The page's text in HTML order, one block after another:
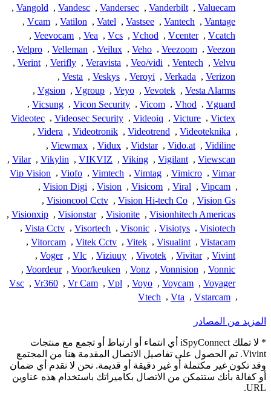
Valuecam
,
Vanderbilt
,
Vandersec
,
Vandesc
,
Vangold
,
Vantage
,
Vantech
,
Vastsee
,
Vatel
,
Vatilon
,
Vcam
,
Vcatch
,
Vcenter
,
Vchod
,
Vcs
,
Vea
,
Veevocam
,
Veezon
,
Veezoom
,
Veho
,
Veilux
,
Velleman
,
Velpro
,
Velvu
,
Ventech
,
Veo/vidi
,
Veravista
,
Verifly
,
Verint
,
Verizon
,
Verkada
,
Veroyi
,
Veskys
,
Vesta
,
Vesta Alarms
,
Vevotek
,
Veyo
,
Vgroup
,
Vgsion
,
Vguard
,
Vhod
,
Vicom
,
Vicon Security
,
Vicsung
,
Victex
,
Victure
,
Videoiq
,
Videosec Security
,
Videotec
,
Videoteknika
,
Videotrend
,
Videotronik
,
Videra
,
Vidiline
,
Vido.at
,
Vidstar
,
Vidux
,
Viewmax
,
Viewscan
,
Vigilant
,
Viking
,
VIKVIZ
,
Vikylin
,
Vilar
,
Vimar
,
Vimicro
,
Vimtag
,
Vimtech
,
Viofo
,
Vip Vision
,
Vipcam
,
Viral
,
Visicom
,
Vision
,
Vision Digi
,
Vision Gs
,
Vision Hi-tech Co
,
Visioncool Cctv
,
Visionhitech Americas
,
Visionite
,
Visionstar
,
Visionxip
,
Visiotech
,
Visiotys
,
Visonic
,
Visortech
,
Vista Cctv
,
Vistacam
,
Visualint
,
Vitek
,
Vitek Cctv
,
Vitorcam
,
Vivint
,
Vivitar
,
Vivotek
,
Viziuuy
,
Vlc
,
Voger
,
Vonnic
,
Vonnision
,
Vonz
,
Voor/keuken
,
Voordeur
,
Voyager
,
Voycam
,
Voyo
,
Vpl
,
Vr Cam
,
Vr360
,
Vsc
,
Vstarcam
,
Vta
,
Vtech
المزيد من المصادر
* لا تملك iSpyConnect أي انتماء أو ارتباط أو تجمع مع منتجات
Vivint. تم الحصول على تفاصيل الاتصال المقدمة هنا من المجتمع
وقد تكون غير مكتملة أو غير دقيقة أو قديمة. نحن لا نقدم أي ضمان
أو كفالة بأنك ستتمكن من الاتصال بكاميراتك باستخدام هذه عناوين
URL.